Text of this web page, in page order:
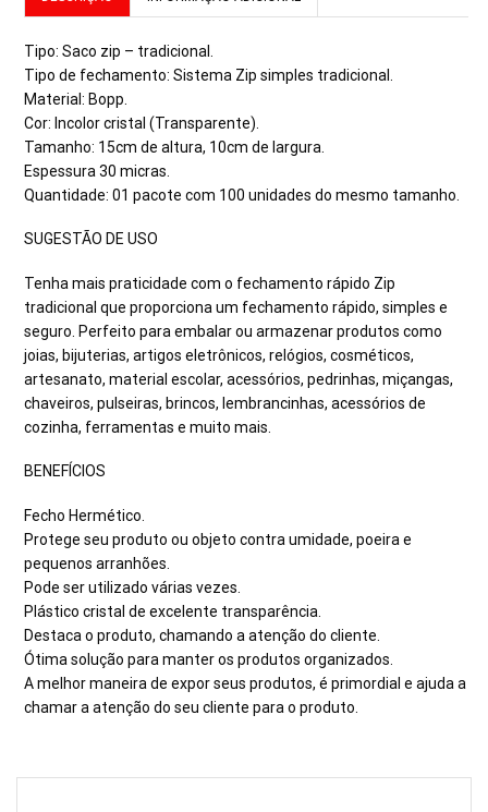
Tipo: Saco zip – tradicional.
Tipo de fechamento: Sistema Zip simples tradicional.
Material: Bopp.
Cor: Incolor cristal (Transparente).
Tamanho: 15cm de altura, 10cm de largura.
Espessura 30 micras.
Quantidade: 01 pacote com 100 unidades do mesmo tamanho.
SUGESTÃO DE USO
Tenha mais praticidade com o fechamento rápido Zip
tradicional que proporciona um fechamento rápido, simples e
seguro. Perfeito para embalar ou armazenar produtos como
joias, bijuterias, artigos eletrônicos, relógios, cosméticos,
artesanato, material escolar, acessórios, pedrinhas, miçangas,
chaveiros, pulseiras, brincos, lembrancinhas, acessórios de
cozinha, ferramentas e muito mais.
BENEFÍCIOS
Fecho Hermético.
Protege seu produto ou objeto contra umidade, poeira e
pequenos arranhões.
Pode ser utilizado várias vezes.
Plástico cristal de excelente transparência.
Destaca o produto, chamando a atenção do cliente.
Ótima solução para manter os produtos organizados.
A melhor maneira de expor seus produtos, é primordial e ajuda a
chamar a atenção do seu cliente para o produto.